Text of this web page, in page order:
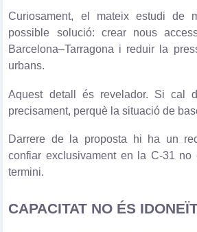
Curiosament, el mateix estudi de
possible solució: crear nous
Barcelona–Tarragona i reduir la
urbans.
Aquest detall és revelador. Si cal
precisament, perquè la situació de
Darrere de la proposta hi ha un
confiar exclusivament en la C-31
termini.
CAPACITAT NO ÉS